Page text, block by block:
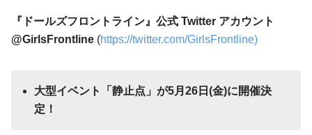
『ドールズフロントライン』公式 Twitter アカウント
@GirlsFrontline (https://twitter.com/GirlsFrontline)
大型イベント「 静止点」 が5月 26 日(金)に開催決
定！